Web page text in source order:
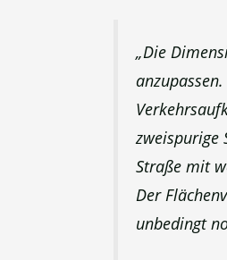
„Die
zweispurige
Straße mit
Der
unbedingt